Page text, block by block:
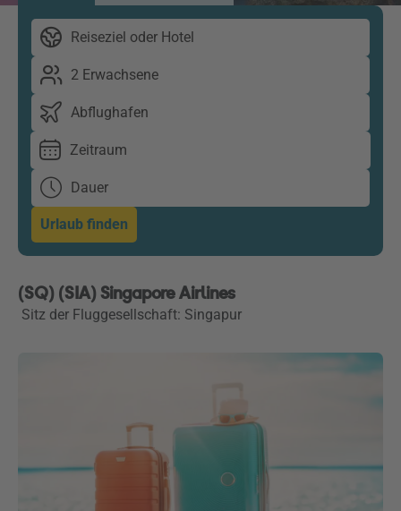
Reiseziel oder Hotel
2 Erwachsene
Abflughafen
Zeitraum
Dauer
Urlaub finden
(SQ) (SIA) Singapore Airlines
Sitz der Fluggesellschaft: Singapur